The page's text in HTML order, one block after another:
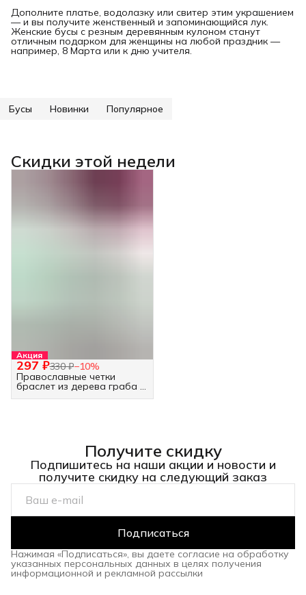
Дополните платье, водолазку или свитер этим украшением
— и вы получите женственный и запоминающийся лук.
Женские бусы с резным деревянным кулоном станут
отличным подарком для женщины на любой праздник —
например, 8 Марта или к дню учителя.
Бусы Новинки Популярное
Скидки этой недели
Акция
297 ₽330 ₽−10%
Православные четки
браслет из дерева граба -
Получите скидку
Подпишитесь на наши акции и новости и
получите скидку на следующий заказ
Подписаться
Нажимая «Подписаться», вы даете согласие на обработку
указанных персональных данных в целях получения
информационной и рекламной рассылки